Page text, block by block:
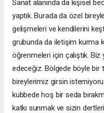
Sanat alanında da kişisel
yaptık. Burada da özel
gelişmeleri ve kendilerini
grubunda da iletişim kurma
öğrenmeleri için çalıştık. Biz
edeceğiz. Bölgede böyle bir
bireylerimiz girsin
kubbede hoş bir seda
katkı sunmak ve sizin